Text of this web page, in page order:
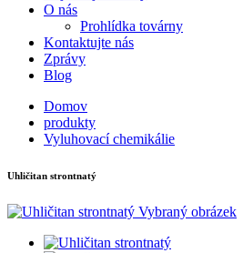
O nás
Prohlídka továrny
Kontaktujte nás
Zprávy
Blog
Domov
produkty
Vyluhovací chemikálie
Uhličitan strontnatý